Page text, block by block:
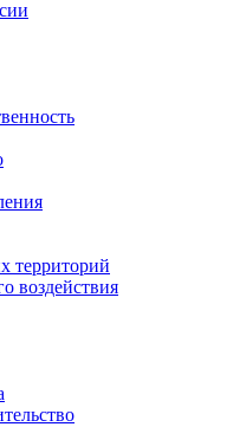
территорий
воздействия